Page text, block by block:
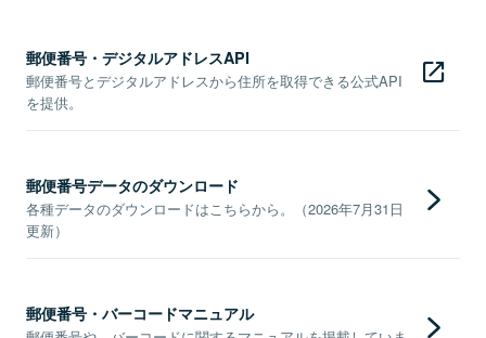
郵便番号・デジタルアドレスAPI
郵便番号とデジタルアドレスから住所を取得できる公式API
を提供。
郵便番号データのダウンロード
各種データのダウンロードはこちらから。（2026年7月31日
更新）
郵便番号・バーコードマニュアル